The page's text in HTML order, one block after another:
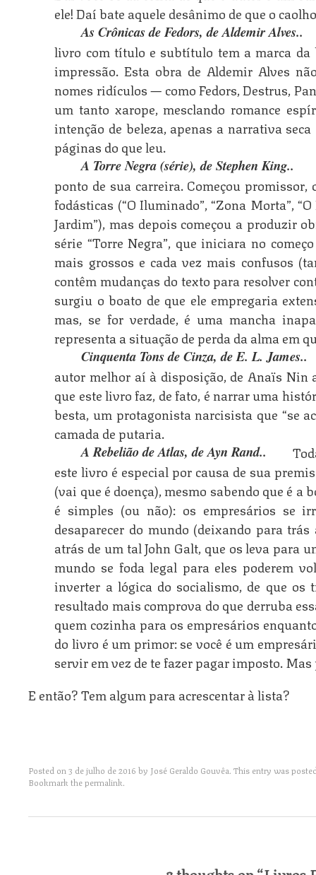
ele! Daí bate aquele desânimo de que o
As Crônicas de Fedors, de Aldemir Alves.
livro com título e subtítulo tem a marca da
impressão. Esta obra de Aldemir Alves
nomes ridículos — como Fedors, Destrus,
um tanto xarope, mesclando romance
intenção de beleza, apenas a narrativa
páginas do que leu.
A Torre Negra (série), de Stephen King.
ponto de sua carreira. Começou
fodásticas (“O Iluminado”, “Zona Morta”,
Jardim”), mas depois começou a produzir
série “Torre Negra”, que iniciara no
mais grossos e cada vez mais confusos
contêm mudanças do texto para resolver
surgiu o boato de que ele empregaria
mas, se for verdade, é uma mancha
representa a situação de perda da alma em
Cinquenta Tons de Cinza, de E. L. James.
autor melhor aí à disposição, de Anaïs Nin
que este livro faz, de fato, é narrar uma
besta, um protagonista narcisista que “se
camada de putaria.
A Rebelião de Atlas, de Ayn Rand.
este livro é especial por causa de sua
(vai que é doença), mesmo sabendo que é
é simples (ou não): os empresários se
desaparecer do mundo (deixando para
atrás de um tal John Galt, que os leva para
mundo se foda legal para eles poderem
inverter a lógica do socialismo, de que os
resultado mais comprova do que derruba
quem cozinha para os empresários
do livro é um primor: se você é um
servir em vez de te fazer pagar imposto.
E então? Tem algum para acrescentar à lista?
Posted on3 de julho de 2016 by José Geraldo Gouvêa. This entry was
Bookmark thepermalink.